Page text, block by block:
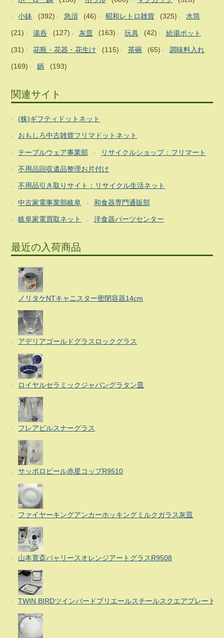
小鉢 (392) 急須 (46) 昭和レトロ雑貨 (325) 水筒
(21) 湯呑 (127) 灰皿 (163) 玩具 (42) 給湯ポット
(31) 花瓶・花器・花生け (115) 茶碗 (65) 調味料入れ
(169) 鍋 (193)
関連サイト
(株)ギフティドットネット
おもしろ中古雑貨フリマドットネット
テーブルウェア事業部 リサイクルショップ：フリマート
不用品回収遺品整理お片付け
不用品引き取りサイト：リサイクル生活ネット
中古家電事業部岐阜 和食器専門通販部
岐阜家電買取ネット 洋食器パーツセンター
最近の入荷商品
ノリタケNTキャニスター密閉容器14cm
アデリアゴールドグラスロックグラス
ロイヤルセラミックジャパングラタン皿
フレアピルスナーグラス
サッポロビール赤星コップR9510
ファイヤーキングアンカーホッキングミルクガラス灰皿
山本寛斎バャリースオレンジアートグラスR9508
TWIN BIRDツインバードプリエールスチールスクエアプレート